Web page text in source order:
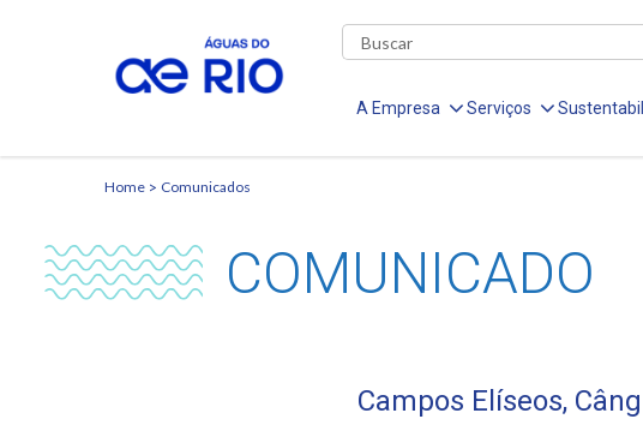
A Empresa Serviços
Home Comunicados
COMUNICADO
Campos Elíseos,